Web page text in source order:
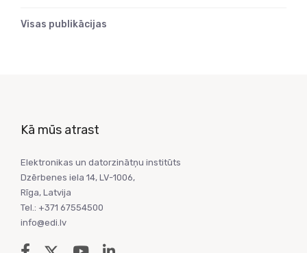
Visas publikācijas
Kā mūs atrast
Elektronikas un datorzinātņu institūts
Dzērbenes iela 14, LV-1006,
Rīga, Latvija
Tel.: +371 67554500
info@edi.lv